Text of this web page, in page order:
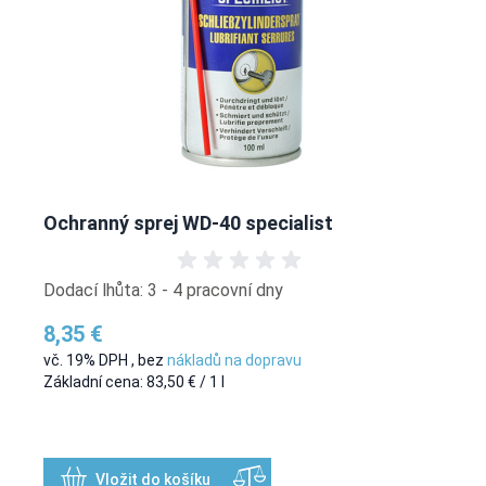
Ochranný sprej WD-40 specialist
Dodací lhůta: 3 - 4 pracovní dny
8,35 €
vč. 19% DPH , bez nákladů na dopravu
Základní cena: 83,50 € / 1 l
Vložit do košíku